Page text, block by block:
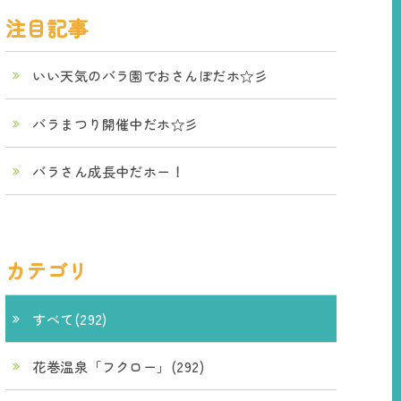
注目記事
いい天気のバラ園でおさんぽだホ☆彡
バラまつり開催中だホ☆彡
バラさん成長中だホー！
カテゴリ
すべて(292)
花巻温泉「フクロー」(292)